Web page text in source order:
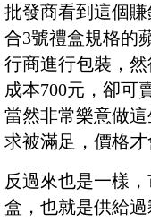
批發商看到這個
合3號禮盒規格的
行商進行包裝，
成本700元，卻可
當然非常樂意做
求被滿足，價格才
反過來也是一樣
盒，也就是供給